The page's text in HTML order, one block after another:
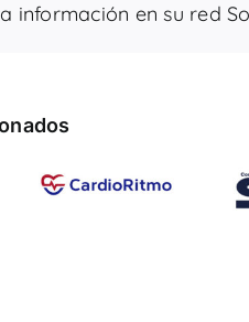
información en su red